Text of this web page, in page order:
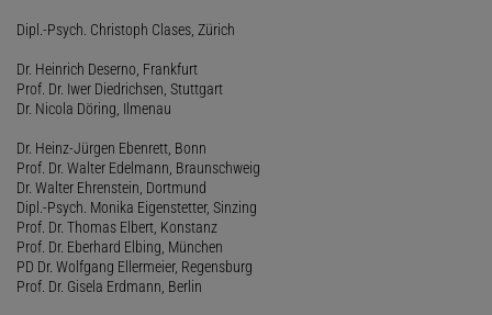
Dipl.-Psych. Christoph Clases, Zürich
Dr. Heinrich Deserno, Frankfurt
Prof. Dr. Iwer Diedrichsen, Stuttgart
Dr. Nicola Döring, Ilmenau
Dr. Heinz-Jürgen Ebenrett, Bonn
Prof. Dr. Walter Edelmann, Braunschweig
Dr. Walter Ehrenstein, Dortmund
Dipl.-Psych. Monika Eigenstetter, Sinzing
Prof. Dr. Thomas Elbert, Konstanz
Prof. Dr. Eberhard Elbing, München
PD Dr. Wolfgang Ellermeier, Regensburg
Prof. Dr. Gisela Erdmann, Berlin